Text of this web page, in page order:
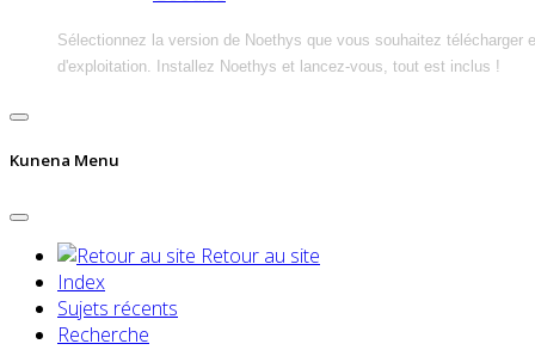
Sélectionnez la version de Noethys que vous souhaitez télécharger
d'exploitation. Installez Noethys et lancez-vous, tout est inclus !
Kunena Menu
Retour au site
Index
Sujets récents
Recherche